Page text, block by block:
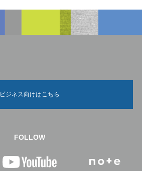
ビジネス向けはこちら
FOLLOW